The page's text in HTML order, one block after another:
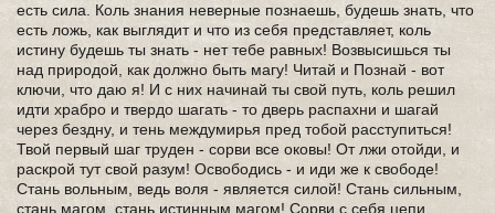
есть сила. Коль знания неверные познаешь, будешь знать, что
есть ложь, как выглядит и что из себя представляет, коль
истину будешь ты знать - нет тебе равных! Возвысишься ты
над природой, как должно быть магу! Читай и Познай - вот
ключи, что даю я! И с них начинай ты свой путь, коль решил
идти храбро и твердо шагать - то дверь распахни и шагай
через бездну, и тень междумирья пред тобой расступиться!
Твой первый шаг труден - сорви все оковы! От лжи отойди, и
раскрой тут свой разум! Освободись - и иди же к свободе!
Стань вольным, ведь воля - является силой! Стань сильным,
стань магом, стань истинным магом! Сорви с себя цепи,